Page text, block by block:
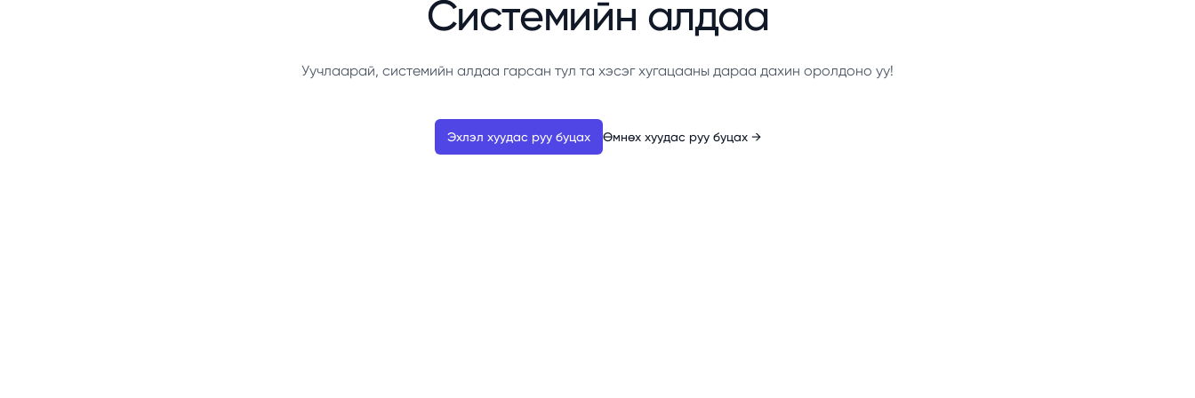
Системийн алдаа
Уучлаарай, системийн алдаа гарсан тул та хэсэг хугацааны дараа дахин оролдоно уу!
Эхлэл хуудас руу буцах Өмнөх хуудас руу буцах →